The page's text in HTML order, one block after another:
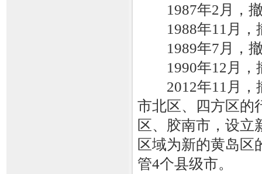
1987年2月，撤
1988年11月，
1989年7月，撤
1990年12月，
2012年11月，
市北区、四方区的
区、胶南市，设立
区域为新的黄岛区
管4个县级市。